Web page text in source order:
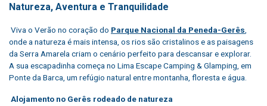
Natureza, Aventura e Tranquilidade
Viva o Verão no coração do Parque Nacional da Peneda-Gerês
onde a natureza é mais intensa, os rios são cristalinos e as paisagens
da Serra Amarela criam o cenário perfeito para descansar e explorar.
A sua escapadinha começa no Lima Escape Camping & Glamping, em
Ponte da Barca, um refúgio natural entre montanha, floresta e água.
Alojamento no Gerês rodeado de natureza